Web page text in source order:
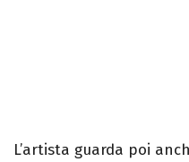
L’artista guarda poi